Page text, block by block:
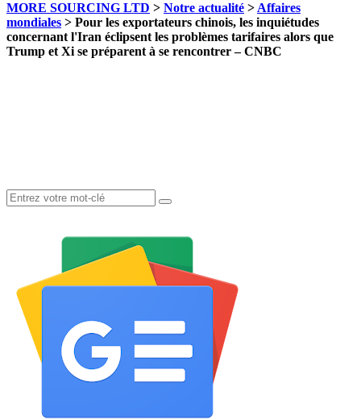
MORE SOURCING LTD > Notre actualité > Affaires
mondiales > Pour les exportateurs chinois, les inquiétudes
concernant l'Iran éclipsent les problèmes tarifaires alors que
Trump et Xi se préparent à se rencontrer – CNBC